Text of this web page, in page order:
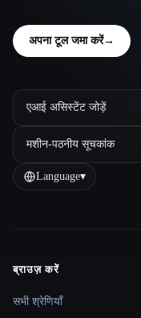
अपना टूल जमा करें→
एआई असिस्टेंट जोड़ें
मशीन-पठनीय सूचकांक
Language▾
Site navigation
ब्राउज़ करें
सभी श्रेणियाँ